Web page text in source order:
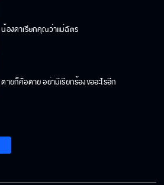
น้องดาเรียกคุณว่าแม่ฉัตร
ตายก็คือตาย อย่ามีเรียกร้องขออะไรอีก
นี่ไง...คือคำตอบ